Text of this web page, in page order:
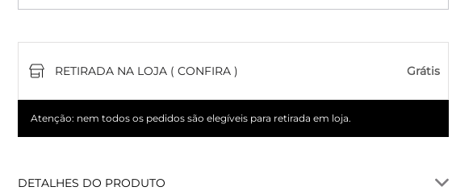
RETIRADA NA LOJA ( CONFIRA ) Grátis
Atenção: nem todos os pedidos são elegíveis para retirada em loja.
DETALHES DO PRODUTO